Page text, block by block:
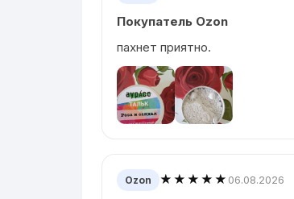
Покупатель Ozon
пахнет приятно.
Ozon ★★★★★ 06.08.2026